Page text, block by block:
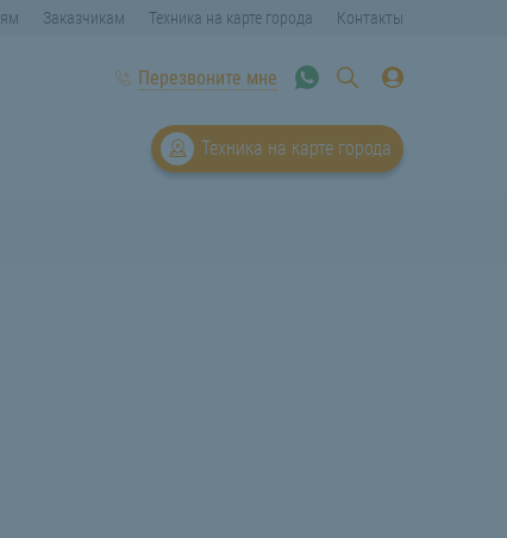
Заказчикам Техника на карте города Контакты
Перезвоните мне
Техника на карте города